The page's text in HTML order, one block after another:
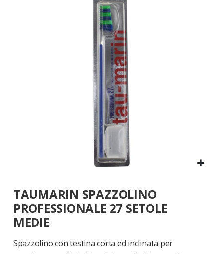
all'inizio
della
galleria
di
TAUMARIN SPAZZOLINO
PROFESSIONALE 27 SETOLE
MEDIE
Spazzolino con testina corta ed inclinata per